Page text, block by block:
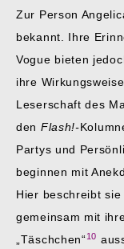
Zur Person
bekannt. Ihre
Vogue bieten
ihre
Leserschaft des
den Flash!-
Partys und
beginnen mit
Hier beschreibt
gemeinsam mit
„Täschchen“10